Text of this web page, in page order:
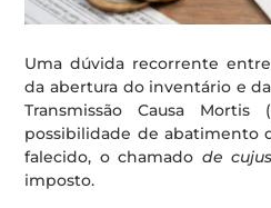
Uma dúvida recorrente
da abertura do inventário e
Transmissão Causa
possibilidade de abatimento
falecido, o chamado de
imposto.